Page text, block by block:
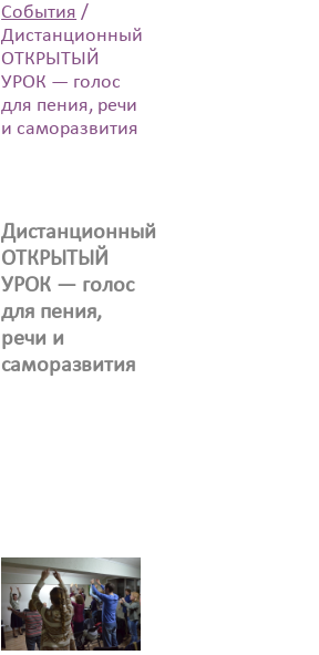
События /
Дистанционный
ОТКРЫТЫЙ
УРОК — голос
для пения, речи
и саморазвития
Дистанционный
ОТКРЫТЫЙ
УРОК — голос
для пения,
речи и
саморазвития